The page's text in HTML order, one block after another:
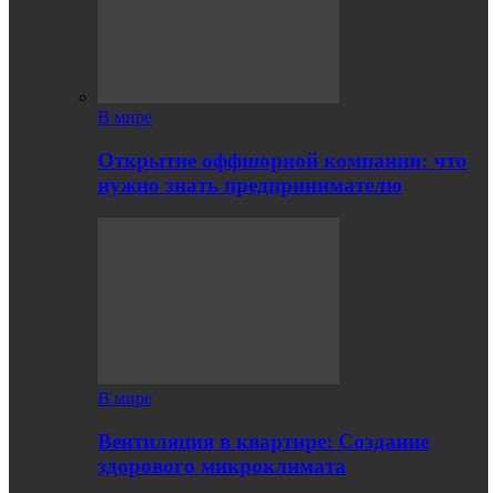
В мире
Открытие оффшорной компании: что
нужно знать предпринимателю
В мире
Вентиляция в квартире: Создание
здорового микроклимата